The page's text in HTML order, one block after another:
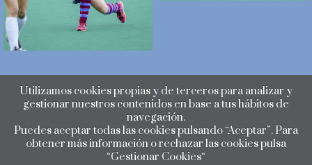
Utilizamos cookies propias y de terceros para analizar y
gestionar nuestros contenidos en base a tus hábitos de
navegación.
Puedes aceptar todas las cookies pulsando “Aceptar”. Para
obtener más información o rechazar las cookies pulsa
“Gestionar Cookies“